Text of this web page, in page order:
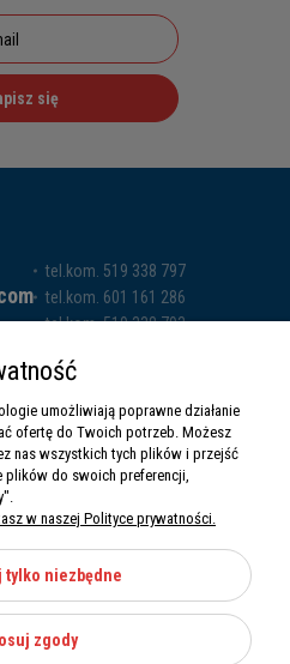
się
k.
tel.kom. 519 338 797
tel.kom. 601 161 286
tel.kom. 519 338 793
umożliwiają poprawne działanie
ofertę do Twoich potrzeb. Możesz
nas wszystkich tych plików i przejść
do swoich preferencji,
w naszej Polityce prywatności.
tylko niezbędne
zgody